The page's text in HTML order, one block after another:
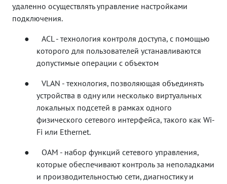
удаленно осуществлять управление настройками
подключения.
●
ACL - технология контроля доступа, с помощью
которого для пользователей устанавливаются
допустимые операции с объектом
●
VLAN - технология, позволяющая объединять
устройства в одну или несколько виртуальных
локальных подсетей в рамках одного
физического сетевого интерфейса, такого как Wi-
Fi или Ethernet.
●
OAM - набор функций сетевого управления,
которые обеспечивают контроль за неполадками
и производительностью сети, диагностику и